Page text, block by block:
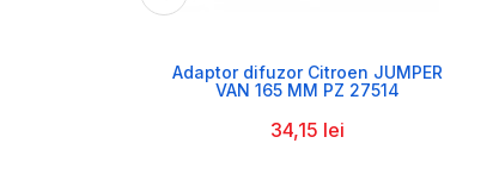

Adaptor difuzor Citroen JUMPER
VAN 165 MM PZ 27514
34,15 lei